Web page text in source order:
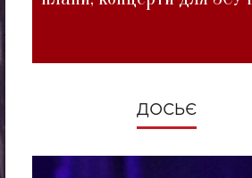
ДОСЬЄ